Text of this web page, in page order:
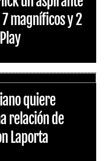
magníficos y 2
quiere
relación de
Laporta